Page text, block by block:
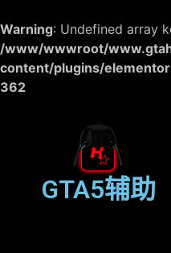
Warning: Undefined array
/www/wwwroot/
content/plugins/
362
GTA5辅助